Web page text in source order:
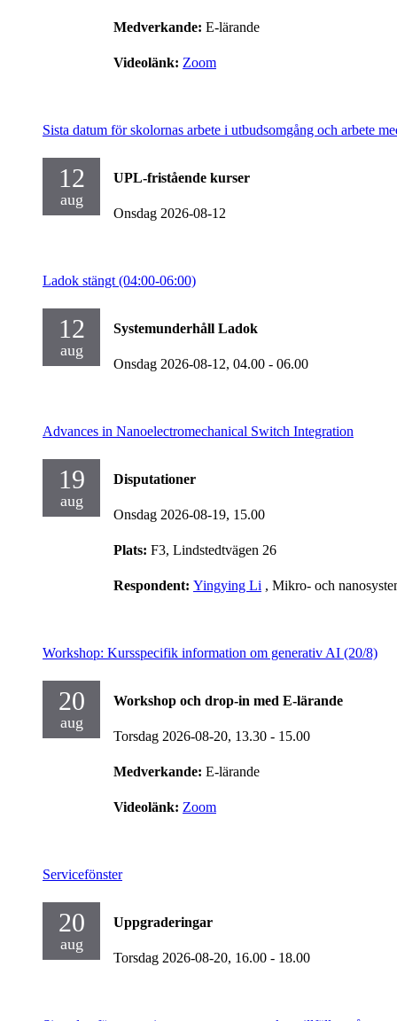
Medverkande: E-lärande
Videolänk: Zoom
Sista datum för skolornas arbete i utbudsomgång och arbete
12
aug
UPL-fristående kurser
Onsdag 2026-08-12
Ladok stängt (04:00-06:00)
12
aug
Systemunderhåll Ladok
Onsdag 2026-08-12, 04.00 - 06.00
Advances in Nanoelectromechanical Switch Integration
19
aug
Disputationer
Onsdag 2026-08-19, 15.00
Plats: F3, Lindstedtvägen 26
Respondent: Yingying Li , Mikro- och
Workshop: Kursspecifik information om generativ AI (20/8)
20
aug
Workshop och drop-in med E-lärande
Torsdag 2026-08-20, 13.30 - 15.00
Medverkande: E-lärande
Videolänk: Zoom
Servicefönster
20
aug
Uppgraderingar
Torsdag 2026-08-20, 16.00 - 18.00